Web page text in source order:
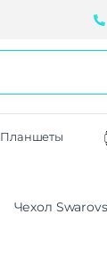
Планшеты
Чехол